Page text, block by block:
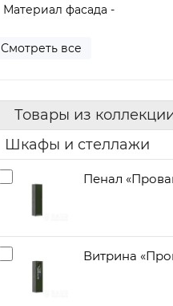
Материал фасада -
Смотреть все
Товары из
Шкафы и стеллажи
Пенал
Витрина